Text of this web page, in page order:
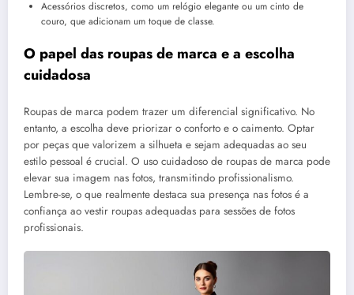
Acessórios discretos, como um relógio elegante ou um cinto de
couro, que adicionam um toque de classe.
O papel das roupas de marca e a escolha
cuidadosa
Roupas de marca podem trazer um diferencial significativo. No
entanto, a escolha deve priorizar o conforto e o caimento. Optar
por peças que valorizem a silhueta e sejam adequadas ao seu
estilo pessoal é crucial. O uso cuidadoso de roupas de marca pode
elevar sua imagem nas fotos, transmitindo profissionalismo.
Lembre-se, o que realmente destaca sua presença nas fotos é a
confiança ao vestir roupas adequadas para sessões de fotos
profissionais.